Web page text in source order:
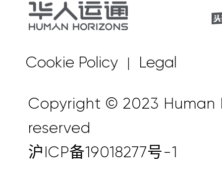
Cookie Policy | Legal
Copyright © 2023 Human
reserved
沪ICP备19018277号-1